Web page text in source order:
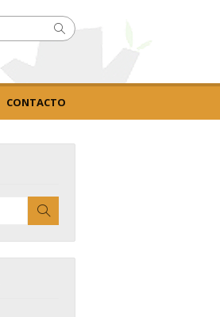
Buscar
CONTACTO